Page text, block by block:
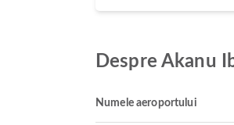
Despre Akanu
Numele aeroportului